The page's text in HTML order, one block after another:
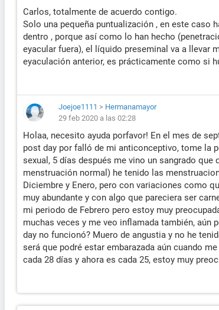
Carlos, totalmente de acuerdo contigo.
Solo una pequeña puntualización , en este caso
dentro , porque así como lo han hecho
eyacular fuera), el líquido preseminal va a llevar
eyaculación anterior, es prácticamente como si
Joejoe1111 > Hermanamayor
29 feb 2020 a las 02:28
Holaa, necesito ayuda porfavor! En el mes de
post day por falló de mi anticonceptivo, tome la
sexual, 5 días después me vino un sangrado que
menstruación normal) he tenido las
Diciembre y Enero, pero con variaciones como
muy abundante y con algo que pareciera ser
mi periodo de Febrero pero estoy muy
muchas veces y me veo inflamada también, aún
day no funcionó? Muero de angustia y no he
será que podré estar embarazada aún cuando
cada 28 días y ahora es cada 25, estoy muy